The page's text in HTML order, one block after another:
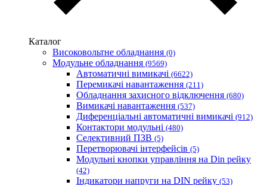
Мегомметр (Україна)
Промфактор
Термофіт
Укренерго-Альянс (Україна)
Каталог
Високовольтне обладнання (0)
Модульне обладнання (9569)
Автоматичні вимикачі (6622)
Перемикачі навантаження (211)
Обладнання захисного відключення (680)
Вимикачі навантаження (537)
Диференціальні автоматичні вимикачі (912)
Контактори модульні (480)
Селективний ПЗВ (5)
Перетворювачі інтерфейсів (5)
Модульні кнопки управління на Din рейку
(42)
Індикатори напруги на DIN рейку (53)